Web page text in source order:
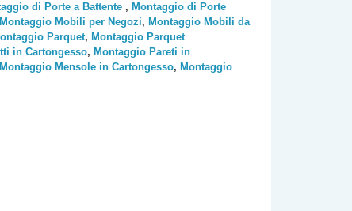
di Porte a Battente , Montaggio di Porte
Montaggio Mobili per Negozi, Montaggio Mobili da
Parquet, Montaggio Parquet
in Cartongesso, Montaggio Pareti in
Montaggio Mensole in Cartongesso, Montaggio